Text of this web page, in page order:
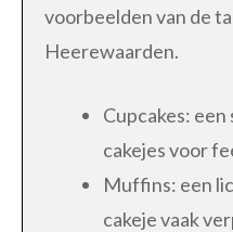
voorbeelden van de
Heerewaarden.
Cupcakes:
cakejes voor
Muffins: een
cakeje vaak